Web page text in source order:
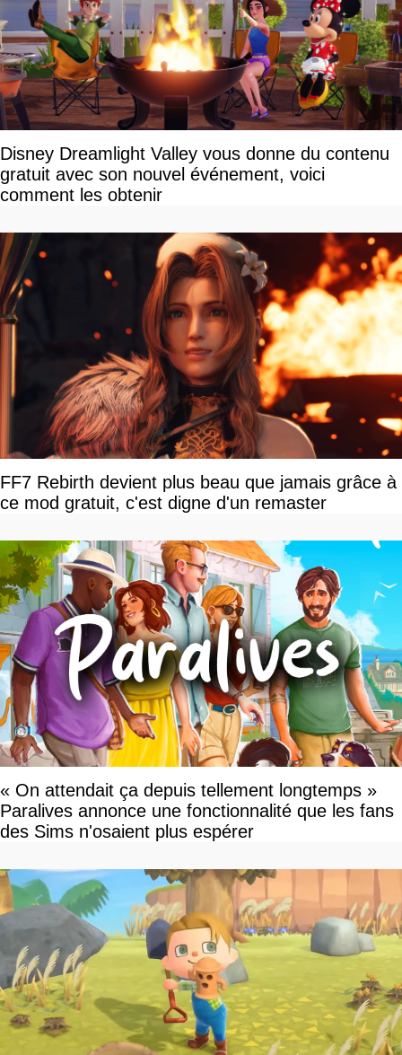
Disney Dreamlight Valley vous donne du contenu
gratuit avec son nouvel événement, voici
comment les obtenir
FF7 Rebirth devient plus beau que jamais grâce à
ce mod gratuit, c'est digne d'un remaster
« On attendait ça depuis tellement longtemps »
Paralives annonce une fonctionnalité que les fans
des Sims n'osaient plus espérer